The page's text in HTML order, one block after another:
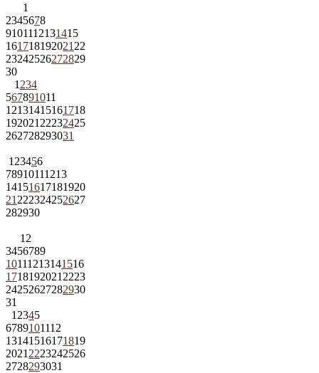
1
2345678
9101112131415
161718192021 22
23242526272829
30
1 234
567891011
12131415161718
192021 22232425
262728293031
1 23456
78910111213
14151617181920
21 222324252627
282930
1 2
3456789
10111213141516
1718192021 2223
24252627282930
31
1 2345
6789101112
13141516171819
2021 2223242526
2728293031